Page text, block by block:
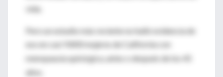
vida.
Pero un estudio más reciente no halló evidencia de
eso en casi 9.800 mujeres de California con
menopausia quirúrgica, antes o después de los 45
años.